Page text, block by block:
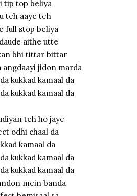
tip top beliya
teh aaye teh
full stop beliya
aithe utte
bhi tittar bittar
angdaayi jidon marda
kukkad kamaal da
kukkad kamaal da
teh ho jaye
odhi chaal da
kamaal da
kukkad kamaal da
kukkad kamaal da
mein banda